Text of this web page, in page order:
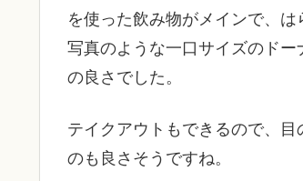
を使った飲み物がメインで、
写真のような一口サイズのド
の良さでした。
テイクアウトもできるので、
のも良さそうですね。